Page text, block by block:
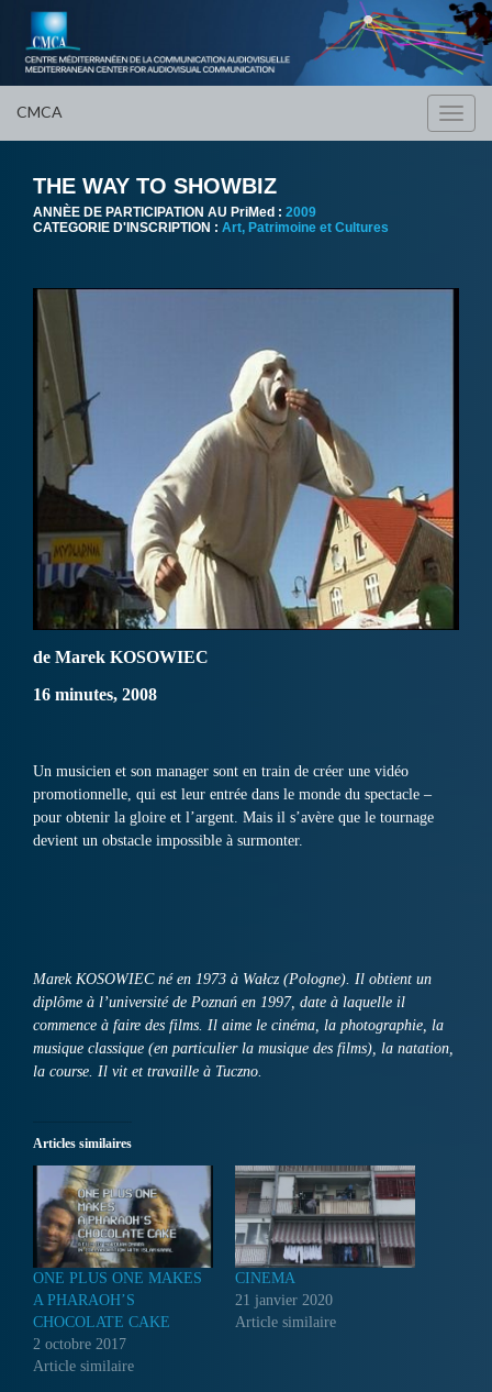
CMCA
THE WAY TO SHOWBIZ
ANNÈE DE PARTICIPATION AU PriMed : 2009
CATEGORIE D'INSCRIPTION : Art, Patrimoine et Cultures
de Marek KOSOWIEC
16 minutes, 2008
Un musicien et son manager sont en train de créer une vidéo
promotionnelle, qui est leur entrée dans le monde du spectacle –
pour obtenir la gloire et l’argent. Mais il s’avère que le tournage
devient un obstacle impossible à surmonter.
Marek KOSOWIEC né en 1973 à Wałcz (Pologne). Il obtient un
diplôme à l’université de Poznań en 1997, date à laquelle il
commence à faire des films. Il aime le cinéma, la photographie, la
musique classique (en particulier la musique des films), la natation,
la course. Il vit et travaille à Tuczno.
Articles similaires
ONE PLUS ONE MAKES
A PHARAOH’S
CHOCOLATE CAKE
2 octobre 2017
Article similaire
CINEMA
21 janvier 2020
Article similaire